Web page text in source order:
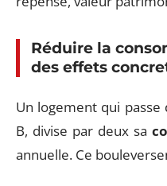
Réduire la
des effets
Un logement qui passe
B, divise par deux sa
annuelle. Ce